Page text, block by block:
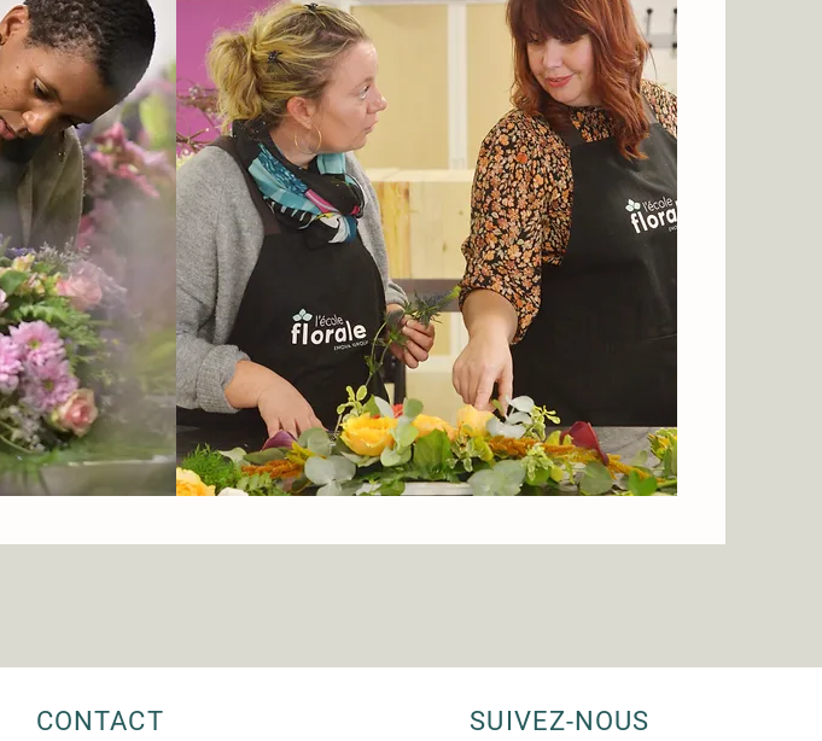
CONTACT SUIVEZ-NOUS